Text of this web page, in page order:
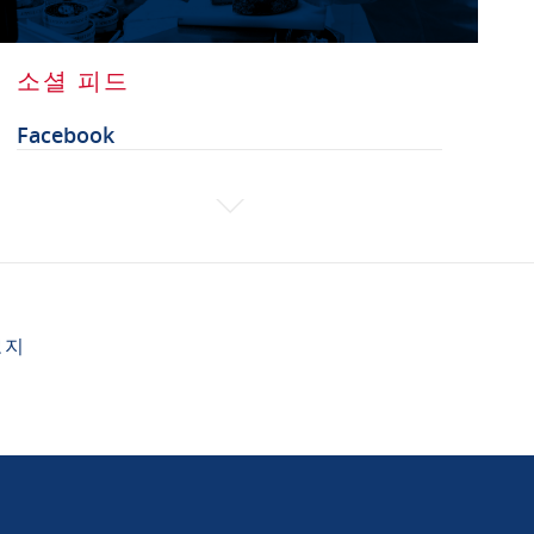
소셜 피드
Facebook